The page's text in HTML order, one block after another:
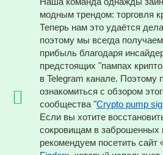
модным трендом: торговля
Теперь нам это удаётся
поэтому мы всегда
прибыль благодаря
предстоящих "пампах
в Telegram канале. Поэтому
ознакомиться с обзором
сообщества "Crypto pump
Если вы хотите
сокровищам в заброшенных
рекомендуем посетить сайт